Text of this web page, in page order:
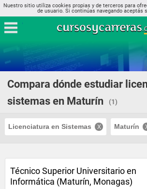
Nuestro sitio utiliza cookies propias y de terceros para
de usuario. Si continúas navegando aceptás
Compara dónde estudiar
sistemas en Maturín
(1)
Licenciatura en Sistemas Maturín
Técnico Superior Universitario en
Informática (Maturín, Monagas)